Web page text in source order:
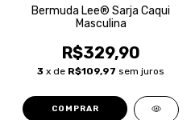
Bermuda Lee® Sarja Caqui
Masculina
R$329,90
3 x de R$109,97 sem juros
COMPRAR